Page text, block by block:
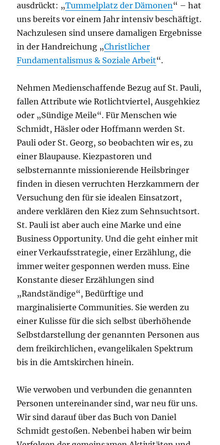
ausdrückt: „Tummelplatz der Dämonen“ – hat
uns bereits vor einem Jahr intensiv beschäftigt.
Nachzulesen sind unsere damaligen Ergebnisse
in der Handreichung „Christlicher
Fundamentalismus & Soziale Arbeit“.
Nehmen Medienschaffende Bezug auf St. Pauli,
fallen Attribute wie Rotlichtviertel, Ausgehkiez
oder „Sündige Meile“. Für Menschen wie
Schmidt, Häsler oder Hoffmann werden St.
Pauli oder St. Georg, so beobachten wir es, zu
einer Blaupause. Kiezpastoren und
selbsternannte missionierende Heilsbringer
finden in diesen verruchten Herzkammern der
Versuchung den für sie idealen Einsatzort,
andere verklären den Kiez zum Sehnsuchtsort.
St. Pauli ist aber auch eine Marke und eine
Business Opportunity. Und die geht einher mit
einer Verkaufsstrategie, einer Erzählung, die
immer weiter gesponnen werden muss. Eine
Konstante dieser Erzählungen sind
„Randständige“, Bedürftige und
marginalisierte Communities. Sie werden zu
einer Kulisse für die sich selbst überhöhende
Selbstdarstellung der genannten Personen aus
dem freikirchlichen, evangelikalen Spektrum
bis in die Amtskirchen hinein.
Wie verwoben und verbunden die genannten
Personen untereinander sind, war neu für uns.
Wir sind darauf über das Buch von Daniel
Schmidt gestoßen. Nebenbei haben wir beim